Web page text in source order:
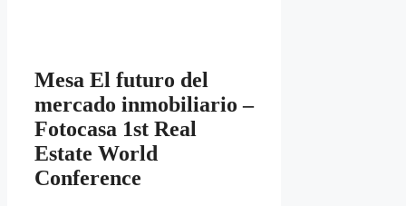
Mesa El futuro del
mercado inmobiliario –
Fotocasa 1st Real
Estate World
Conference